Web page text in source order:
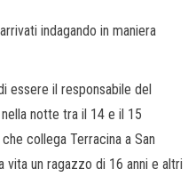
indagando in maniera
essere il responsabile del
notte tra il 14 e il 15
collega Terracina a San
vita un ragazzo di 16 anni e altri